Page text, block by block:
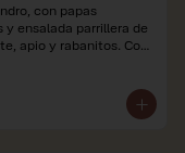
con papas
y ensalada parrillera de
apio y rabanitos. Con
están expresados en
impuestos de ley y